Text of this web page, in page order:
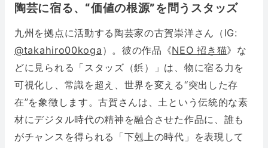
陶芸に宿る、“価値の根源”を問うスタッズ
九州を拠点に活動する陶芸家の古賀崇洋さん（IG:
@takahiro00koga ）。彼の作品《NEO 招き猫》な
どに見られる「スタッズ（鋲）」は、物に宿る力を
可視化し、常識を超え、世界を変える“突出した存
在”を象徴します。古賀さんは、土という伝統的な素
材にデジタル時代の精神を融合させた作品に、誰も
がチャンスを得られる「下剋上の時代」を表現して